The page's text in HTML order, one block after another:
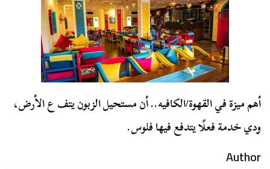
أهم ميزة في القهوة/الكافيه.. أن مستحيل الزبون يتف ع الأرض،
ودي خدمة فعلًا يتدفع فيها فلوس.
Author